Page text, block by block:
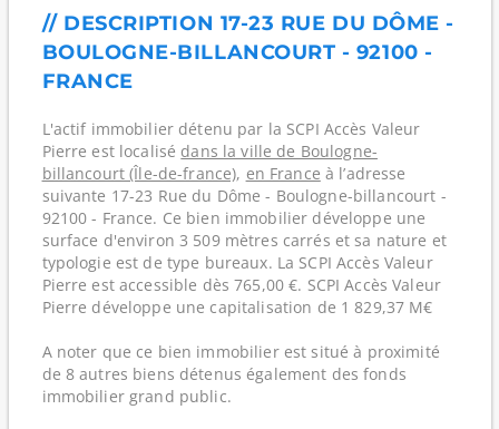
// DESCRIPTION 17-23 RUE DU DÔME -
BOULOGNE-BILLANCOURT - 92100 -
FRANCE
L'actif immobilier détenu par la SCPI Accès Valeur
Pierre est localisé dans la ville de Boulogne-
billancourt (Île-de-france), en France à l’adresse
suivante 17-23 Rue du Dôme - Boulogne-billancourt -
92100 - France. Ce bien immobilier développe une
surface d'environ 3 509 mètres carrés et sa nature et
typologie est de type bureaux. La SCPI Accès Valeur
Pierre est accessible dès 765,00 €. SCPI Accès Valeur
Pierre développe une capitalisation de 1 829,37 M€
A noter que ce bien immobilier est situé à proximité
de 8 autres biens détenus également des fonds
immobilier grand public.